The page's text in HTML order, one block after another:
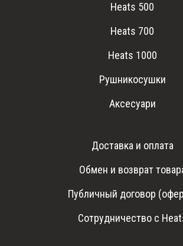
Heats 500
Heats 700
Heats 1000
Рушникосушки
Аксесуари
Доставка и оплата
Обмен и возврат
Публичный договор
Сотрудничество с